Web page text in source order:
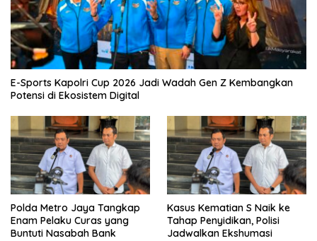
E-Sports Kapolri Cup 2026 Jadi Wadah Gen Z Kembangkan
Potensi di Ekosistem Digital
Polda Metro Jaya Tangkap
Enam Pelaku Curas yang
Buntuti Nasabah Bank
Kasus Kematian S Naik ke
Tahap Penyidikan, Polisi
Jadwalkan Ekshumasi